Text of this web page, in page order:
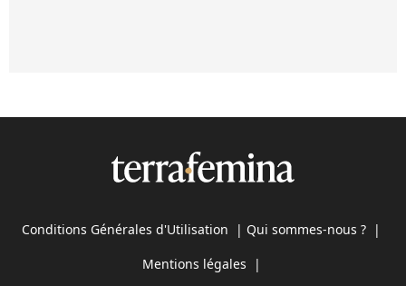
Conditions Générales d'Utilisation | Qui sommes-nous ? |
Mentions légales |